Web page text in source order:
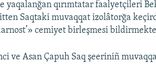
yaqalanğan qırımtatar faalyetçileri
Saqtaki muvaqqat izolâtorğa
cemiyet birleşmesi
ve Asan Çapuh Saq şeeriniñ